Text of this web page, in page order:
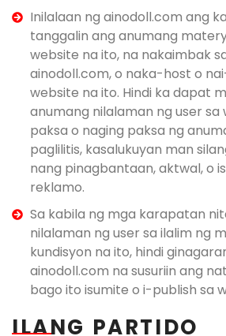
Inilalaan ng ainodoll.com ang
tanggalin ang anumang
website na ito, na nakaimbak
ainodoll.com, o naka-host o
website na ito. Hindi ka dapat
anumang nilalaman ng user sa
paksa o naging paksa ng
paglilitis, kasalukuyan man
nang pinagbantaan, aktwal, o
reklamo.
Sa kabila ng mga karapatan
nilalaman ng user sa ilalim ng
kundisyon na ito, hindi
ainodoll.com na susuriin ang
bago ito isumite o i-publish sa
ILANG PARTIDO